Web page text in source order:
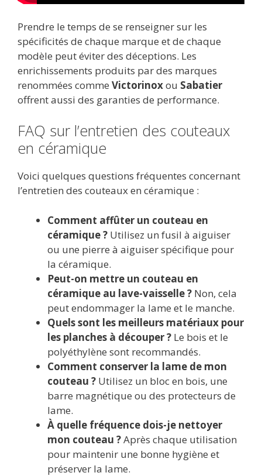
Prendre le temps de se renseigner sur les
spécificités de chaque marque et de chaque
modèle peut éviter des déceptions. Les
enrichissements produits par des marques
renommées comme Victorinoxou Sabatier
offrent aussi des garanties de performance.
FAQ sur l’entretien des couteaux
en céramique
Voici quelques questions fréquentes concernant
l’entretien des couteaux en céramique :
Comment affûter un couteau en
céramique ? Utilisez un fusil à aiguiser
ou une pierre à aiguiser spécifique pour
la céramique.
Peut-on mettre un couteau en
céramique au lave-vaisselle ? Non, cela
peut endommager la lame et le manche.
Quels sont les meilleurs matériaux pour
les planches à découper ? Le bois et le
polyéthylène sont recommandés.
Comment conserver la lame de mon
couteau ? Utilisez un bloc en bois, une
barre magnétique ou des protecteurs de
lame.
À quelle fréquence dois-je nettoyer
mon couteau ?Après chaque utilisation
pour maintenir une bonne hygiène et
préserver la lame.